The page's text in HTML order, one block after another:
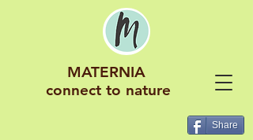
MATERNIA
connect to nature
Share